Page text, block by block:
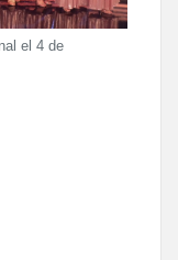
el 4 de